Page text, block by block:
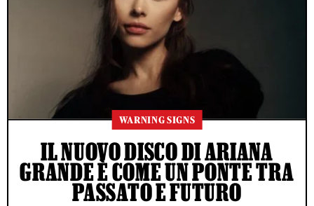
WARNING SIGNS
IL NUOVO DISCO DI ARIANA
GRANDE È COME UN PONTE TRA
PASSATO E FUTURO